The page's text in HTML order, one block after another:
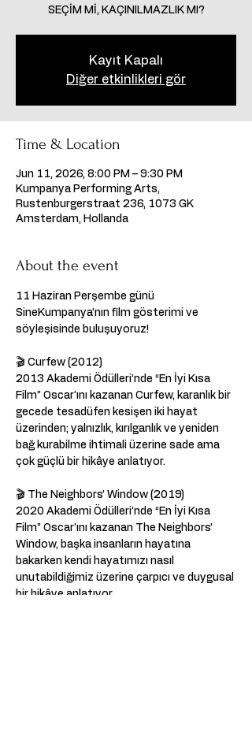
SEÇİM Mİ, KAÇINILMAZLIK MI?
Kayıt Kapalı
Diğer etkinlikleri gör
Time & Location
Jun 11, 2026, 8:00 PM – 9:30 PM
Kumpanya Performing Arts,
Rustenburgerstraat 236, 1073 GK
Amsterdam, Hollanda
About the event
11 Haziran Perşembe günü
SineKumpanya’nın film gösterimi ve
söyleşisinde buluşuyoruz!
🎬 Curfew (2012)
2013 Akademi Ödülleri’nde “En İyi Kısa
Film” Oscar’ını kazanan Curfew, karanlık bir
gecede tesadüfen kesişen iki hayat
üzerinden; yalnızlık, kırılganlık ve yeniden
bağ kurabilme ihtimali üzerine sade ama
çok güçlü bir hikâye anlatıyor.
🎬 The Neighbors’ Window (2019)
2020 Akademi Ödülleri’nde “En İyi Kısa
Film” Oscar’ını kazanan The Neighbors’
Window, başka insanların hayatına
bakarken kendi hayatımızı nasıl
unutabildiğimiz üzerine çarpıcı ve duygusal
bir hikâye anlatıyor.